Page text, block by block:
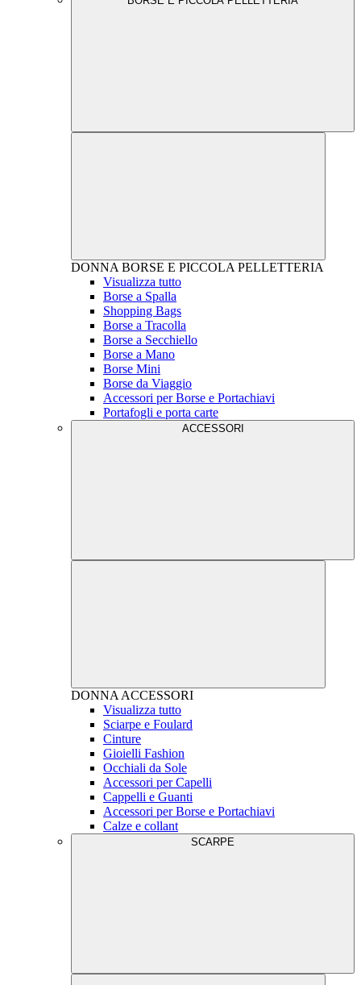
DONNA BORSE E PICCOLA PELLETTERIA
Visualizza tutto
Borse a Spalla
Shopping Bags
Borse a Tracolla
Borse a Secchiello
Borse a Mano
Borse Mini
Borse da Viaggio
Accessori per Borse e Portachiavi
Portafogli e porta carte
ACCESSORI
DONNA ACCESSORI
Visualizza tutto
Sciarpe e Foulard
Cinture
Gioielli Fashion
Occhiali da Sole
Accessori per Capelli
Cappelli e Guanti
Accessori per Borse e Portachiavi
Calze e collant
SCARPE